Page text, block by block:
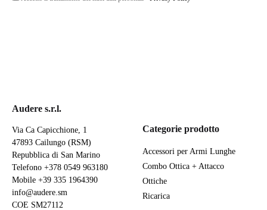
Audere s.r.l.
Via Ca Capicchione, 1
47893 Cailungo (RSM)
Repubblica di San Marino
Telefono +378 0549 963180
Mobile +39 335 1964390
info@audere.sm
COE SM27112
Categorie prodotto
Accessori per Armi Lunghe
Combo Ottica + Attacco
Ottiche
Ricarica